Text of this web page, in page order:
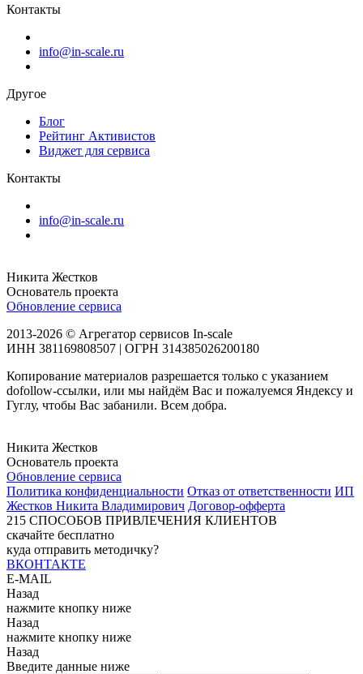
Контакты
info@in-scale.ru
Другое
Блог
Рейтинг Активистов
Виджет для сервиса
Контакты
info@in-scale.ru
Никита Жестков
Основатель проекта
Обновление сервиса
2013-2026 © Агрегатор сервисов In-scale
ИНН 381169808507 | ОГРН 314385026200180
Копирование материалов разрешается только с указанием
dofollow-ссылки, или мы найдём Вас и пожалуемся Яндексу и
Гуглу, чтобы Вас забанили. Всем добра.
Никита Жестков
Основатель проекта
Обновление сервиса
Политика конфиденциальности Отказ от ответственности ИП
Жестков Никита Владимирович Договор-офферта
215 СПОСОБОВ ПРИВЛЕЧЕНИЯ КЛИЕНТОВ
скачайте бесплатно
куда отправить методичку?
ВКОНТАКТЕ
E-MAIL
Назад
нажмите кнопку ниже
Назад
нажмите кнопку ниже
Назад
Введите данные ниже